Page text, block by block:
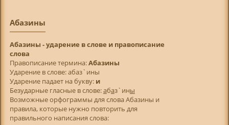
Абазины
Абазины - ударение в слове и правописание
слова
Правописание термина:Абазины
Ударение в слове: абаз`ины
Ударение падает на букву: и
Безударные гласные в слове:абаз`ины
Возможные орфограммы для слова Абазины и
правила, которые нужно повторить для
правильного написания слова: